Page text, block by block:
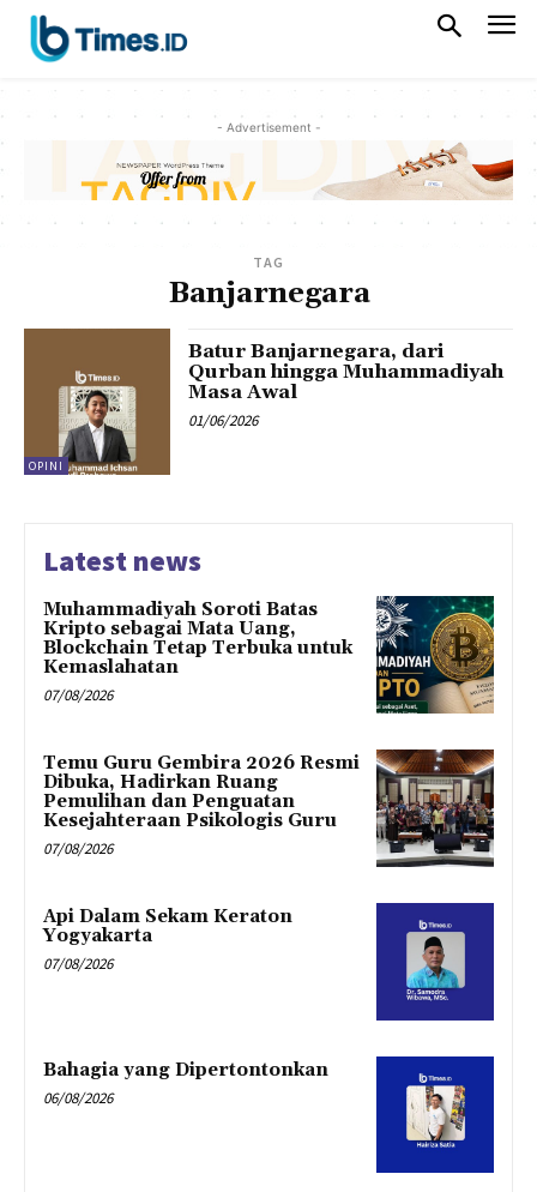
- Advertisement -
TAG
Banjarnegara
OPINI
Batur Banjarnegara, dari
Qurban hingga Muhammadiyah
Masa Awal
01/06/2026
Latest news
Muhammadiyah Soroti Batas
Kripto sebagai Mata Uang,
Blockchain Tetap Terbuka untuk
Kemaslahatan
07/08/2026
Temu Guru Gembira 2026 Resmi
Dibuka, Hadirkan Ruang
Pemulihan dan Penguatan
Kesejahteraan Psikologis Guru
07/08/2026
Api Dalam Sekam Keraton
Yogyakarta
07/08/2026
Bahagia yang Dipertontonkan
06/08/2026